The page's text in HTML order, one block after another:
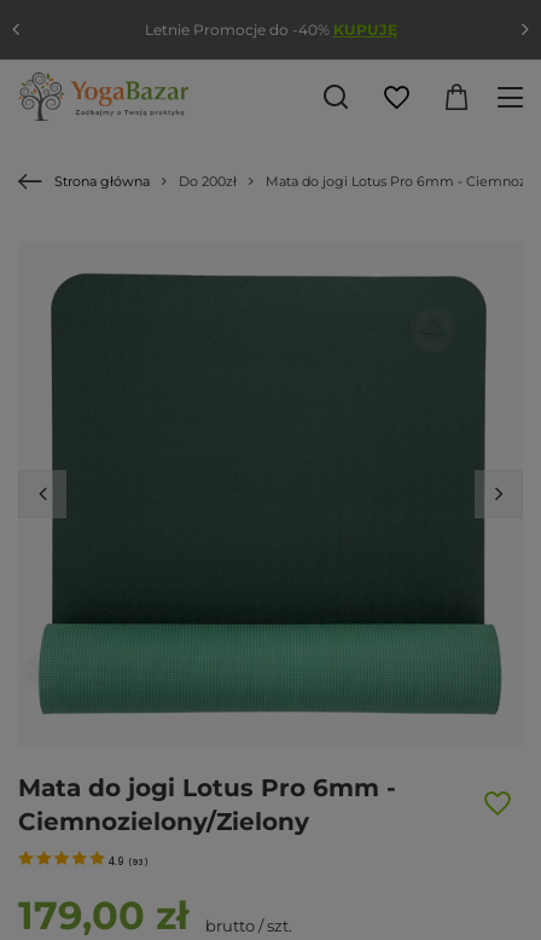
Strona główna Do 200zł Mata do jogi Lotus Pro 6mm -
Mata do jogi Lotus Pro 6mm -
Ciemnozielony/Zielony
4.9 (93 )
179,00 zł brutto/szt.
Letnie Promocje do -40% KUPUJĘ